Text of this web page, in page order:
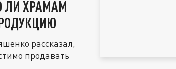
ЛИ ХРАМАМ
рассказал,
продавать